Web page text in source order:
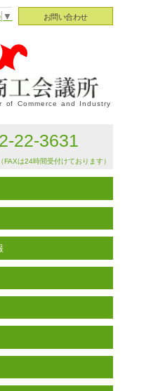
お問い合わせ
▼
of Commerce and Industry
22-3631
は24時間受付けております）